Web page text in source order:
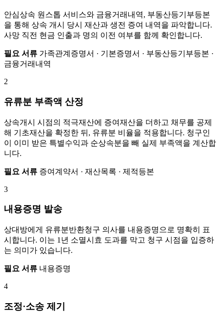
안심상속 원스톱 서비스와 금융거래내역, 부동산등기부등본
을 통해 상속 개시 당시 재산과 생전 증여 내역을 파악합니다.
사망 직전 현금 인출과 명의 이전 여부를 함께 확인합니다.
필요 서류 가족관계증명서 · 기본증명서 · 부동산등기부등본 ·
금융거래내역
2
유류분 부족액 산정
상속개시 시점의 적극재산에 증여재산을 더하고 채무를 공제
해 기초재산을 확정한 뒤, 유류분 비율을 적용합니다. 청구인
이 이미 받은 특별수익과 순상속분을 빼 실제 부족액을 계산합
니다.
필요 서류 증여계약서 · 재산목록 · 제적등본
3
내용증명 발송
상대방에게 유류분반환청구 의사를 내용증명으로 명확히 표
시합니다. 이는 1년 소멸시효 도과를 막고 청구 시점을 입증하
는 의미가 있습니다.
필요 서류 내용증명
4
조정·소송 제기